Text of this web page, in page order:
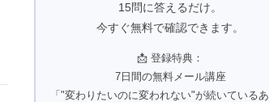
15問に答えるだけ。
今すぐ無料で確認できます。
📩 登録特典：
7日間の無料メール講座
「"変わりたいのに変われない"が続いている